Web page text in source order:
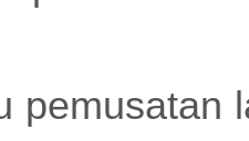
pemusatan